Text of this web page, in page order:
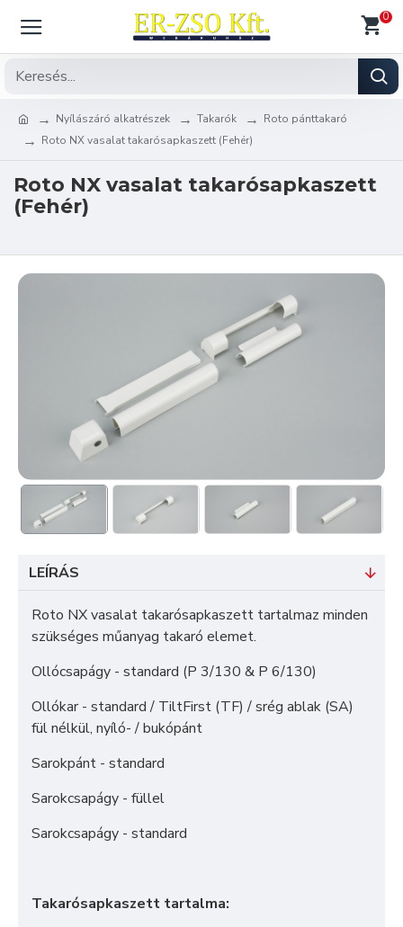
0
Nyílászáró alkatrészek Takarók
Roto pánttakaró
Roto NX vasalat takarósapkaszett (Fehér)
Roto NX vasalat takarósapkaszett
(Fehér)
LEÍRÁS
Roto NX vasalat takarósapkaszett tartalmaz minden
szükséges műanyag takaró elemet.
Ollócsapágy - standard (P 3/130 & P 6/130)
Ollókar - standard / TiltFirst (TF) / srég ablak (SA)
fül nélkül, nyíló- / bukópánt
Sarokpánt - standard
Sarokcsapágy - füllel
Sarokcsapágy - standard
Takarósapkaszett tartalma: